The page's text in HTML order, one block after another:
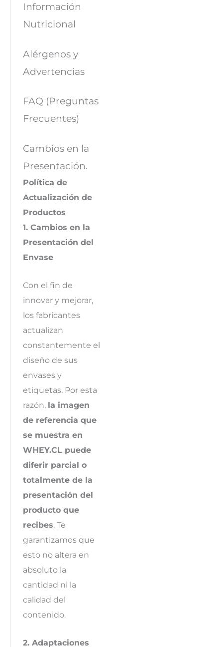
Información
Nutricional
Alérgenos y
Advertencias
FAQ (Preguntas
Frecuentes)
Cambios en la
Presentación.
Política de
Actualización de
Productos
1. Cambios en la
Presentación del
Envase
Con el fin de
innovar y mejorar,
los fabricantes
actualizan
constantemente el
diseño de sus
envases y
etiquetas. Por esta
razón, la imagen
de referencia que
se muestra en
WHEY.CL puede
diferir parcial o
totalmente de la
presentación del
producto que
recibes. Te
garantizamos que
esto no altera en
absoluto la
cantidad ni la
calidad del
contenido.
2. Adaptaciones